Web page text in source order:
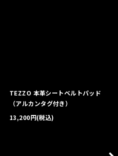
TEZZO 本革シートベルトパッド
（アルカンタグ付き）
13,200円(税込)